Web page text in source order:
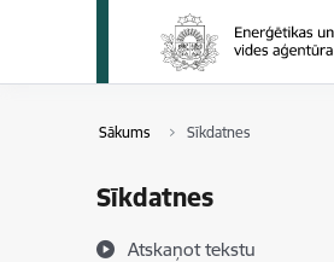
Pāriet uz lapas saturu
Sākums Sīkdatnes
Sīkdatnes
Atskaņot tekstu